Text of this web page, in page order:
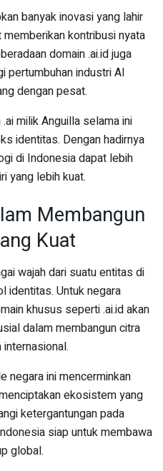
banyak inovasi yang lahir
kontribusi nyata
domain .ai.id juga
pertumbuhan industri AI
dengan pesat.
milik Anguilla selama ini
identitas. Dengan hadirnya
di Indonesia dapat lebih
yang lebih kuat.
Membangun
Kuat
wajah dari suatu entitas di
identitas. Untuk negara
khusus seperti .ai.id akan
dalam membangun citra
negara ini mencerminkan
ekosistem yang
ketergantungan pada
siap untuk membawa
global.